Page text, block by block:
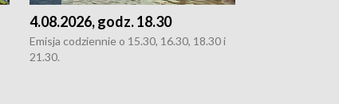
4.08.2026, godz. 18.30
Emisja codziennie o 15.30, 16.30, 18.30 i
21.30.